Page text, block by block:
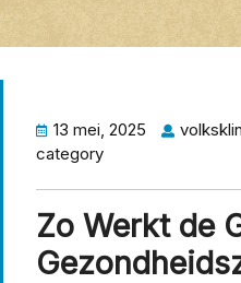
13 mei, 2025
category
Zo Werkt de